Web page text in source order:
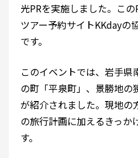
光PRを実施しました。こ
ツアー予約サイトKKdayの
です。
このイベントでは、岩手
の町「平泉町」、景勝地の
が紹介されました。現地の
の旅行計画に加えるきっか
す。